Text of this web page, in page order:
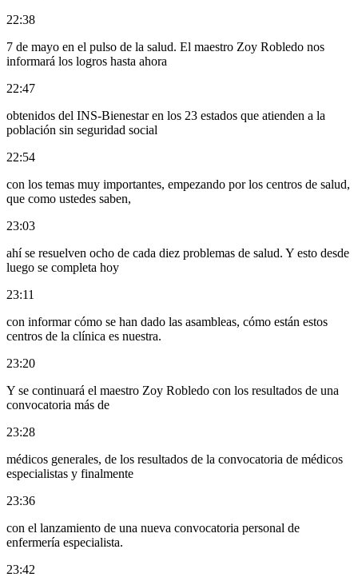
22:38
7 de mayo en el pulso de la salud. El maestro Zoy Robledo nos
informará los logros hasta ahora
22:47
obtenidos del INS-Bienestar en los 23 estados que atienden a la
población sin seguridad social
22:54
con los temas muy importantes, empezando por los centros de salud,
que como ustedes saben,
23:03
ahí se resuelven ocho de cada diez problemas de salud. Y esto desde
luego se completa hoy
23:11
con informar cómo se han dado las asambleas, cómo están estos
centros de la clínica es nuestra.
23:20
Y se continuará el maestro Zoy Robledo con los resultados de una
convocatoria más de
23:28
médicos generales, de los resultados de la convocatoria de médicos
especialistas y finalmente
23:36
con el lanzamiento de una nueva convocatoria personal de
enfermería especialista.
23:42